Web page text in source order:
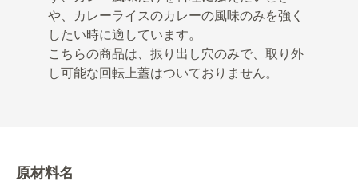
や、カレーライスのカレーの風味のみを強く
したい時に適しています。
こちらの商品は、振り出し穴のみで、取り外
し可能な回転上蓋はついておりません。
原材料名